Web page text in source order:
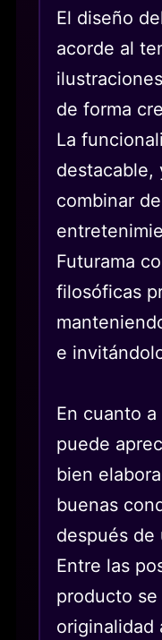
El diseño
acorde al
de forma
La
destacable,
combinar
Futurama
filosóficas
e
En cuanto
puede
bien
buenas
después de
Entre las
producto
originalidad